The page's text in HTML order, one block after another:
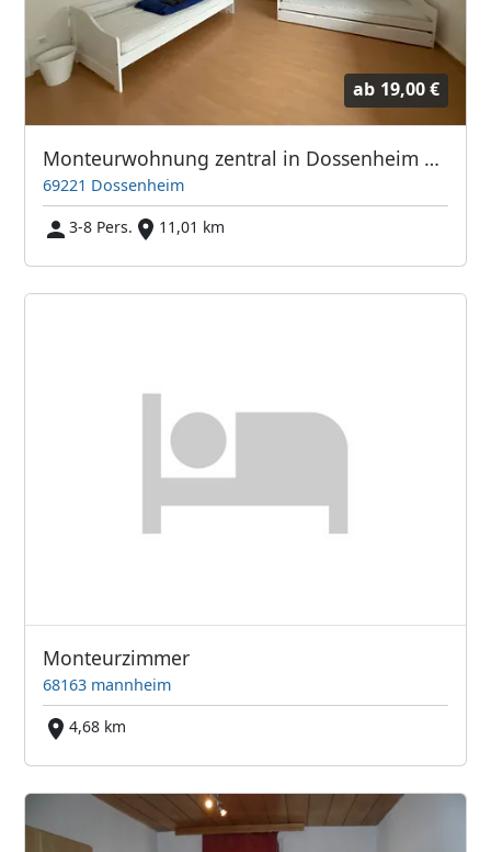
ab 19,00 €
Monteurwohnung zentral in Dossenheim bei Heidelberg
69221 Dossenheim
3-8 Pers.
11,01 km
Monteurzimmer
68163 mannheim
4,68 km